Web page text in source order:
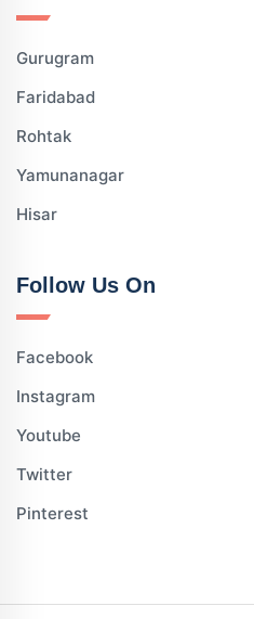
Gurugram
Faridabad
Rohtak
Yamunanagar
Hisar
Follow Us On
Facebook
Instagram
Youtube
Twitter
Pinterest